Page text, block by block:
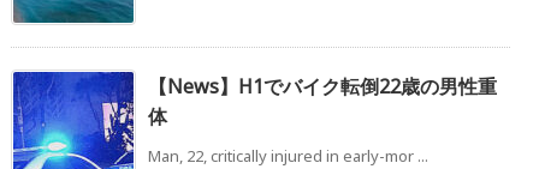
【News】H1でバイク転倒22歳の男性重
体
Man, 22, critically injured in early-mor ...